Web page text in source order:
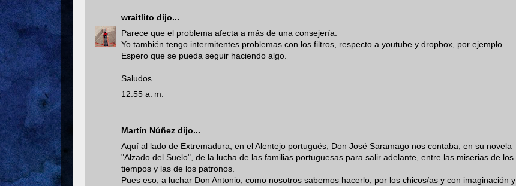
wraitlito dijo...
Parece que el problema afecta a más de una consejería.
Yo también tengo intermitentes problemas con los filtros, respecto a youtube y dropbox, por ejemplo.
Espero que se pueda seguir haciendo algo.
Saludos
12:55 a. m.
Martín Núñez dijo...
Aquí al lado de Extremadura, en el Alentejo portugués, Don José Saramago nos contaba, en su novela
"Alzado del Suelo", de la lucha de las familias portuguesas para salir adelante, entre las miserias de los
tiempos y las de los patronos.
Pues eso, a luchar Don Antonio, como nosotros sabemos hacerlo, por los chicos/as y con imaginación y